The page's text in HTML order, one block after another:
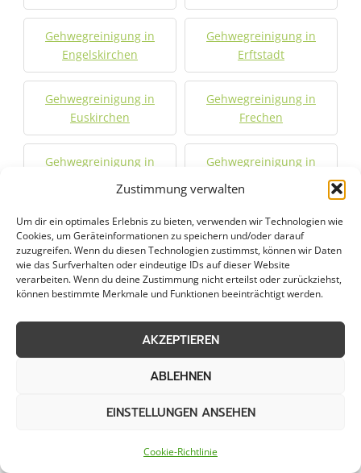
Zustimmung verwalten
Um dir ein optimales Erlebnis zu bieten, verwenden wir Technologien wie
Cookies, um Geräteinformationen zu speichern und/oder darauf
zuzugreifen. Wenn du diesen Technologien zustimmst, können wir Daten
wie das Surfverhalten oder eindeutige IDs auf dieser Website
verarbeiten. Wenn du deine Zustimmung nicht erteilst oder zurückziehst,
können bestimmte Merkmale und Funktionen beeinträchtigt werden.
AKZEPTIEREN
ABLEHNEN
EINSTELLUNGEN ANSEHEN
Cookie-Richtlinie
Gehwegreinigung in
Engelskirchen
Gehwegreinigung in
Erftstadt
Gehwegreinigung in
Euskirchen
Gehwegreinigung in
Frechen
Gehwegreinigung in
Gehwegreinigung in
Gehwegreinigung in
Humboldtkolonie
Gehwegreinigung in
Hürth
Gehwegreinigung in Kalk Gehwegreinigung in Kall
Gehwegreinigung in
Gehwegreinigung in
Königswinter
Kreuzau
Gehwegreinigung in
Gehwegreinigung in